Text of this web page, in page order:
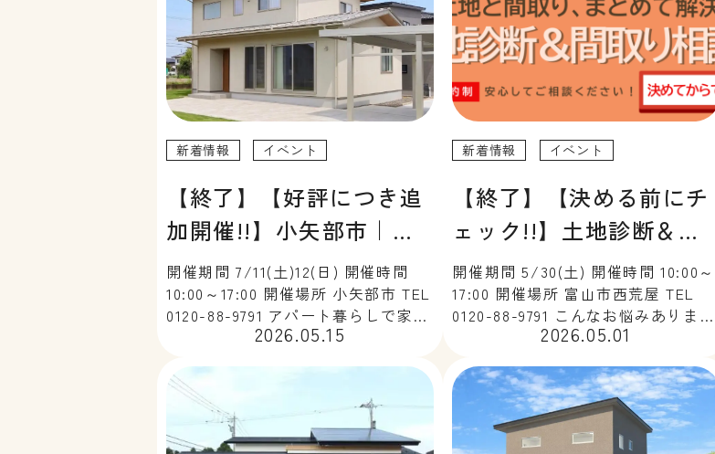
2026.05.15
新着情報 イベント
【終了】【好評につき追
加開催!!】小矢部市｜予
約制完成見学会「子供
と…
開催期間 7/11(土)12(日) 開催時間
10:00～17:00 開催場所 小矢部市 TEL
0120-88-9791 アパート暮らしで家づ
くりをお考えの方、必見。収納も広
住まいが完成いたしました。 こんな
毎日感じていません […]
2026.05.01
新着情報 イベント
【終了】【決める前にチ
ェック!!】土地診断＆間
取り相談会
開催期間 5/30(土) 開催時間 10:00～
17:00 開催場所 富山市西荒屋 TEL
0120-88-9791 こんなお悩みありませ
んか？すでに土地をもっているんだ
になる土地があるんだけど、日当た
りとか地盤とか大丈夫かな […]